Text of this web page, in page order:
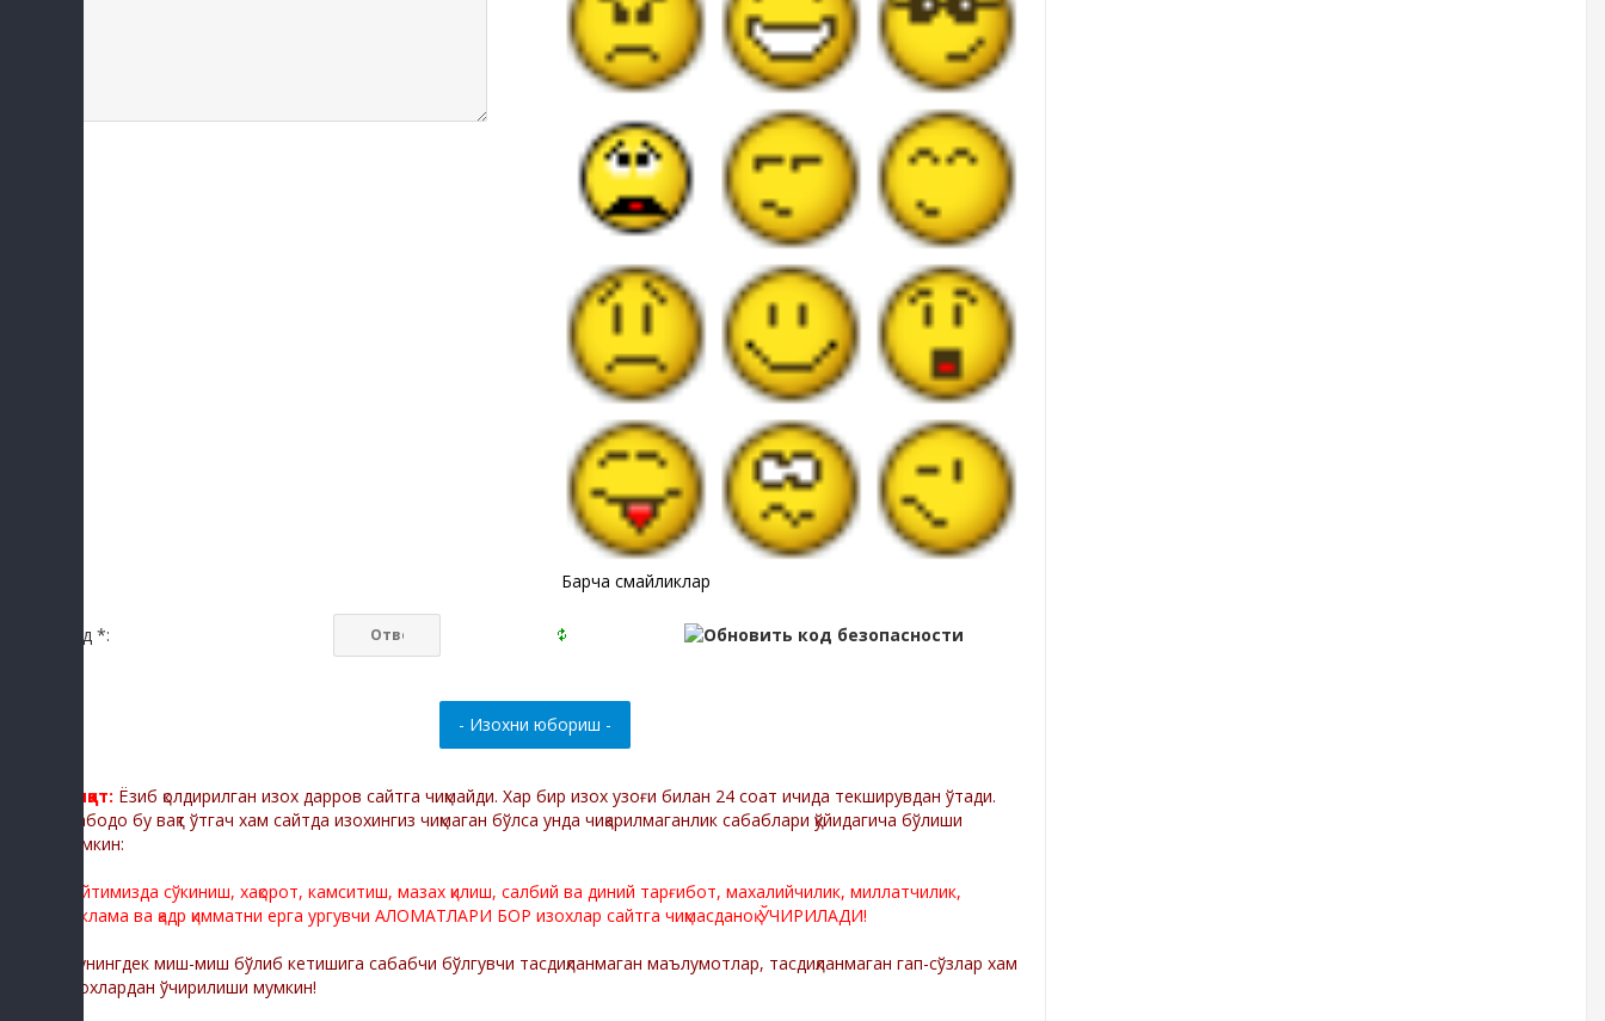
Барча смайликлар
Код *:
Диққат: Ёзиб қолдирилган изох дарров сайтга чиқмайди. Хар бир изох узоғи билан 24 соат ичида текширувдан ўтади.
Мабодо бу вақт ўтгач хам сайтда изохингиз чиқмаган бўлса унда чиқарилмаганлик сабаблари қўйидагича бўлиши
мумкин:
Сайтимизда сўкиниш, хақорот, камситиш, мазах қилиш, салбий ва диний тарғибот, махалийчилик, миллатчилик,
реклама ва қадр қимматни ерга ургувчи АЛОМАТЛАРИ БОР изохлар сайтга чиқмасданоқ ЎЧИРИЛАДИ!
Шунингдек миш-миш бўлиб кетишига сабабчи бўлгувчи тасдиқланмаган маълумотлар, тасдиқланмаган гап-сўзлар хам
изохлардан ўчирилиши мумкин!